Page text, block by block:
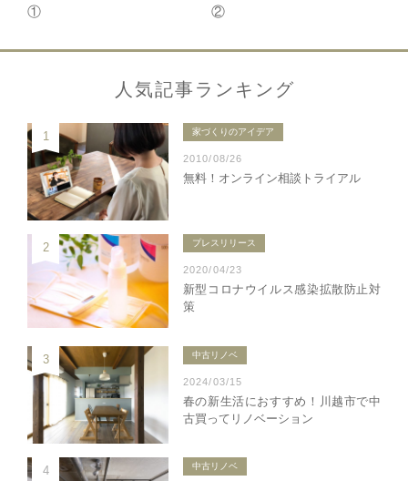
①
②
人気記事ランキング
1 家づくりのアイデア
2010/08/26
無料！オンライン相談トライアル
2 プレスリリース
2020/04/23
新型コロナウイルス感染拡散防止対
策
3 中古リノベ
2024/03/15
春の新生活におすすめ！川越市で中
古買ってリノベーション
4 中古リノベ